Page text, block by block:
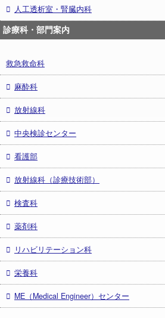
人工透析室・腎臓内科
診療科・部門案内
救急救命科
麻酔科
放射線科
中央検診センター
看護部
放射線科（診療技術部）
検査科
薬剤科
リハビリテーション科
栄養科
ME（Medical Engineer）センター